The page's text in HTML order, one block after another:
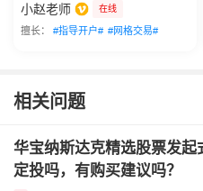
小赵老师 在线
擅长： #指导开户# #网格交易#
相关问题
华宝纳斯达克精选股票发
定投吗，有购买建议吗？